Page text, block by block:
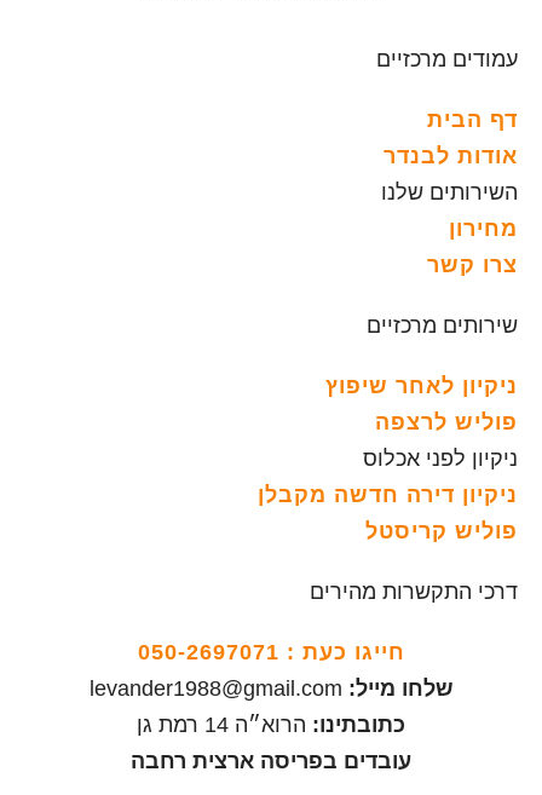
עמודים מרכזיים
דף הבית
אודות לבנדר
השירותים שלנו
מחירון
צרו קשר
שירותים מרכזיים
ניקיון לאחר שיפוץ
פוליש לרצפה
ניקיון לפני אכלוס
ניקיון דירה חדשה מקבלן
פוליש קריסטל
דרכי התקשרות מהירים
חייגו כעת : 050-2697071
שלחו מייל: levander1988@gmail.com
כתובתינו: הרוא״ה 14 רמת גן
עובדים בפריסה ארצית רחבה